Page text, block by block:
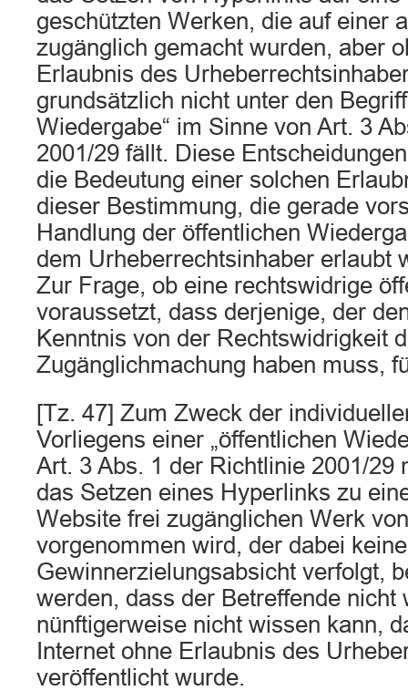
geschützten Werken, die auf einer
zugänglich gemacht wurden, aber
Erlaubnis des
grundsätzlich nicht unter den
Wiedergabe“ im Sinne von Art. 3
2001/29 fällt. Diese
die Bedeutung einer solchen
dieser Bestimmung, die gerade
Handlung der öffentlichen
dem Urheberrechtsinhaber erlaubt
Zur Frage, ob eine rechtswidrige
voraussetzt, dass derjenige, der
Kenntnis von der Rechtswidrigkeit
Zugänglichmachung haben muss,
[Tz. 47] Zum Zweck der
Vorliegens einer „öffentlichen
Art. 3 Abs. 1 der Richtlinie 2001/29
das Setzen eines Hyperlinks zu
Website frei zugänglichen Werk
vorgenommen wird, der dabei keine
Gewinnerzielungsabsicht verfolgt,
werden, dass der Betreffende
nünftigerweise nicht wissen kann,
Internet ohne Erlaubnis des
veröffentlicht wurde.